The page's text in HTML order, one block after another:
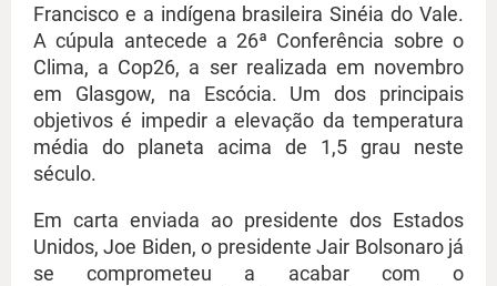
Francisco e a indígena brasileira Sinéia do Vale.
A cúpula antecede a 26ª Conferência sobre o
Clima, a Cop26, a ser realizada em novembro
em Glasgow, na Escócia. Um dos principais
objetivos é impedir a elevação da temperatura
média do planeta acima de 1,5 grau neste
século.
Em carta enviada ao presidente dos Estados
Unidos, Joe Biden, o presidente Jair Bolsonaro já
se comprometeu a acabar com o